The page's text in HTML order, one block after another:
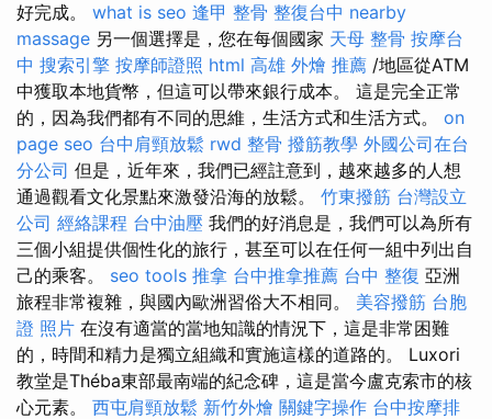
好完成。 what is seo 逢甲 整骨 整復台中 nearby
massage 另一個選擇是，您在每個國家 天母 整骨 按摩台
中 搜索引擎 按摩師證照 html 高雄 外燴 推薦 /地區從ATM
中獲取本地貨幣，但這可以帶來銀行成本。 這是完全正常
的，因為我們都有不同的思維，生活方式和生活方式。 on
page seo 台中肩頸放鬆 rwd 整骨 撥筋教學 外國公司在台
分公司 但是，近年來，我們已經註意到，越來越多的人想
通過觀看文化景點來激發沿海的放鬆。 竹東撥筋 台灣設立
公司 經絡課程 台中油壓 我們的好消息是，我們可以為所有
三個小組提供個性化的旅行，甚至可以在任何一組中列出自
己的乘客。 seo tools 推拿 台中推拿推薦 台中 整復 亞洲
旅程非常複雜，與國內歐洲習俗大不相同。 美容撥筋 台胞
證 照片 在沒有適當的當地知識的情況下，這是非常困難
的，時間和精力是獨立組織和實施這樣的道路的。 Luxori
教堂是Théba東部最南端的紀念碑，這是當今盧克索市的核
心元素。 西屯肩頸放鬆 新竹外燴 關鍵字操作 台中按摩排